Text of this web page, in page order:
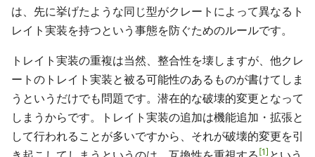
は、先に挙げたような同じ型がクレートによって異なるト
レイト実装を持つという事態を防ぐためのルールです。
トレイト実装の重複は当然、整合性を壊しますが、他クレ
ートのトレイト実装と被る可能性のあるものが書けてしま
うというだけでも問題です。潜在的な破壊的変更となって
しまうからです。トレイト実装の追加は機能追加・拡張と
して行われることが多いですから、それが破壊的変更を引
1